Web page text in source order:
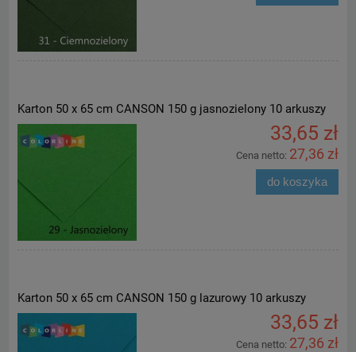
Karton 50 x 65 cm CANSON 150 g jasnozielony 10 arkuszy
33,65 zł
Cena netto: 27,36 zł
do koszyka
Karton 50 x 65 cm CANSON 150 g lazurowy 10 arkuszy
33,65 zł
Cena netto: 27,36 zł